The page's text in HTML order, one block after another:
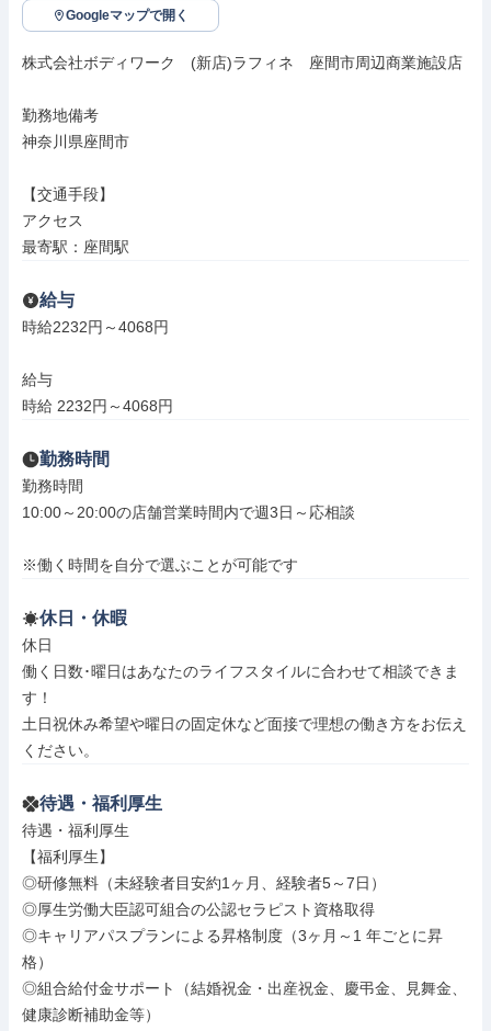
Googleマップで開く
株式会社ボディワーク　(新店)ラフィネ　座間市周辺商業施設店
勤務地備考
神奈川県座間市
【交通手段】
アクセス
最寄駅：座間駅
給与
時給2232円～4068円
給与
時給 2232円～4068円
勤務時間
勤務時間
10:00～20:00の店舗営業時間内で週3日～応相談
※働く時間を自分で選ぶことが可能です
休日・休暇
休日
働く日数･曜日はあなたのライフスタイルに合わせて相談できま
す！
土日祝休み希望や曜日の固定休など面接で理想の働き方をお伝え
ください。
待遇・福利厚生
待遇・福利厚生
【福利厚生】
◎研修無料（未経験者目安約1ヶ月、経験者5～7日）
◎厚生労働大臣認可組合の公認セラピスト資格取得
◎キャリアパスプランによる昇格制度（3ヶ月～1 年ごとに昇
格）
◎組合給付金サポート（結婚祝金・出産祝金、慶弔金、見舞金、
健康診断補助金等）